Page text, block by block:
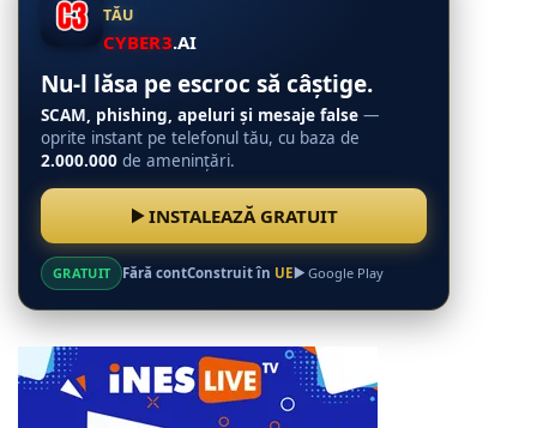
TĂU
CYBER3.AI
Nu-l lăsa pe escroc să câștige.
SCAM, phishing, apeluri și mesaje false —
oprite instant pe telefonul tău, cu baza de
2.000.000 de amenințări.
INSTALEAZĂ GRATUIT
GRATUIT Fără contConstruit în UE Google Play